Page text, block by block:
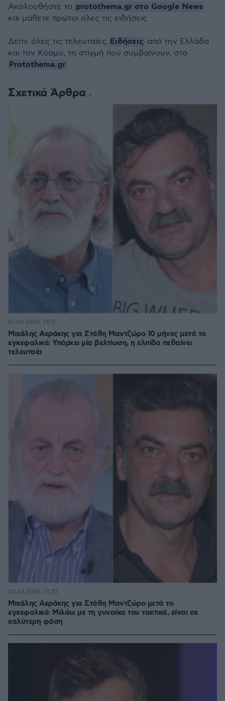
Σχετικά Άρθρα
Μιχάλης Αεράκης για Στάθη Μαντζώρο 10 μήνες μετά το
εγκεφαλικό: Υπάρχει μία βελτίωση, η ελπίδα πεθαίνει
τελευταία
07.04.2026, 14:11
Μιχάλης Αεράκης για Στάθη Μαντζώρο μετά το
εγκεφαλικό: Μιλάω με τη γυναίκα του τακτικά, είναι σε
καλύτερη φάση
02.02.2026, 11:35
Ακολουθήστε το protothema.gr στο Google News
και μάθετε πρώτοι όλες τις ειδήσεις
Δείτε όλες τις τελευταίες Ειδήσεις από την Ελλάδα
και τον Κόσμο, τη στιγμή που συμβαίνουν, στο
Protothema.gr